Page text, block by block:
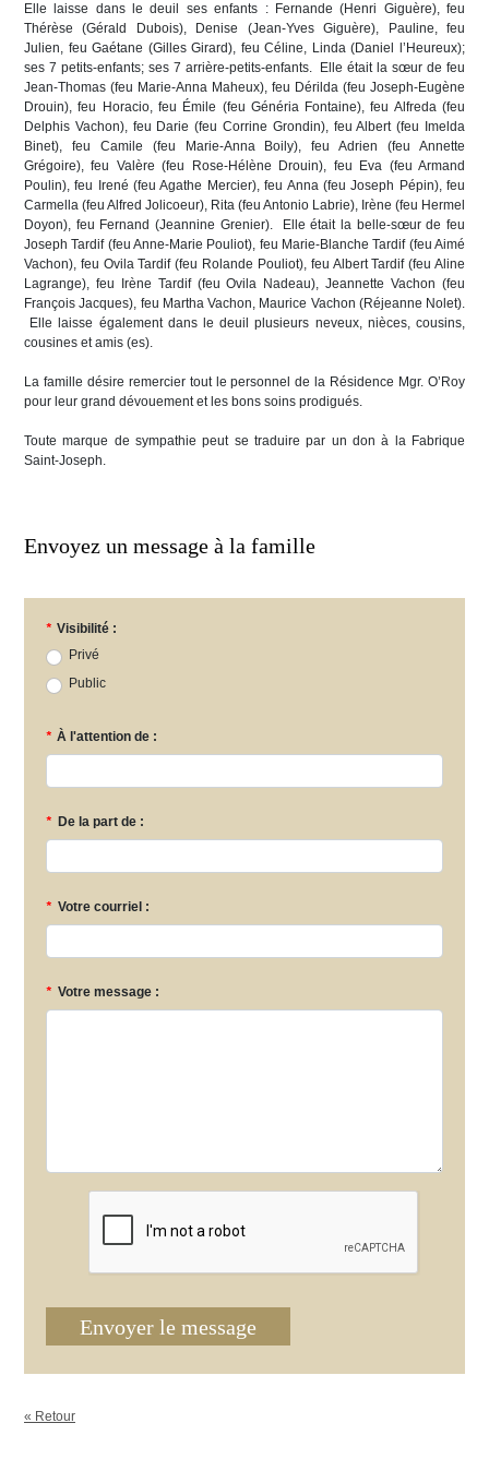
Elle laisse dans le deuil ses enfants : Fernande (Henri Giguère), feu
Thérèse (Gérald Dubois), Denise (Jean-Yves Giguère), Pauline, feu
Julien, feu Gaétane (Gilles Girard), feu Céline, Linda (Daniel l’Heureux);
ses 7 petits-enfants; ses 7 arrière-petits-enfants. Elle était la sœur de feu
Jean-Thomas (feu Marie-Anna Maheux), feu Dérilda (feu Joseph-Eugène
Drouin), feu Horacio, feu Émile (feu Généria Fontaine), feu Alfreda (feu
Delphis Vachon), feu Darie (feu Corrine Grondin), feu Albert (feu Imelda
Binet), feu Camile (feu Marie-Anna Boily), feu Adrien (feu Annette
Grégoire), feu Valère (feu Rose-Hélène Drouin), feu Eva (feu Armand
Poulin), feu Irené (feu Agathe Mercier), feu Anna (feu Joseph Pépin), feu
Carmella (feu Alfred Jolicoeur), Rita (feu Antonio Labrie), Irène (feu Hermel
Doyon), feu Fernand (Jeannine Grenier). Elle était la belle-sœur de feu
Joseph Tardif (feu Anne-Marie Pouliot), feu Marie-Blanche Tardif (feu Aimé
Vachon), feu Ovila Tardif (feu Rolande Pouliot), feu Albert Tardif (feu Aline
Lagrange), feu Irène Tardif (feu Ovila Nadeau), Jeannette Vachon (feu
François Jacques), feu Martha Vachon, Maurice Vachon (Réjeanne Nolet).
Elle laisse également dans le deuil plusieurs neveux, nièces, cousins,
cousines et amis (es).
La famille désire remercier tout le personnel de la Résidence Mgr. O’Roy
pour leur grand dévouement et les bons soins prodigués.
Toute marque de sympathie peut se traduire par un don à la Fabrique
Saint-Joseph.
Envoyez un message à la famille
* Visibilité :
Privé
Public
* À l'attention de :
* De la part de :
* Votre courriel :
* Votre message :
Envoyer le message
« Retour